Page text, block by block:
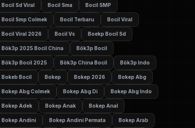
Bocil Sd Viral Bocil Sma Bocil SMP
Bocil Smp Colmek Bocil Terbaru Bocil Viral
Bocil Viral 2026 Bocil Vs Boekp Bocil Sd
Bök3p 2025 Bocil China Bök3p Bocil
Bök3p Bocil 2025 Bök3p China Bocil Bök3p Indo
Bokeb Bocil Bokep Bokep 2026 Bokep Abg
Bokep Abg Colmek Bokep Abg Di Bokep Abg Indo
Bokep Adek Bokep Anak Bokep Anal
Bokep Andini Bokep Andini Permata Bokep Arab